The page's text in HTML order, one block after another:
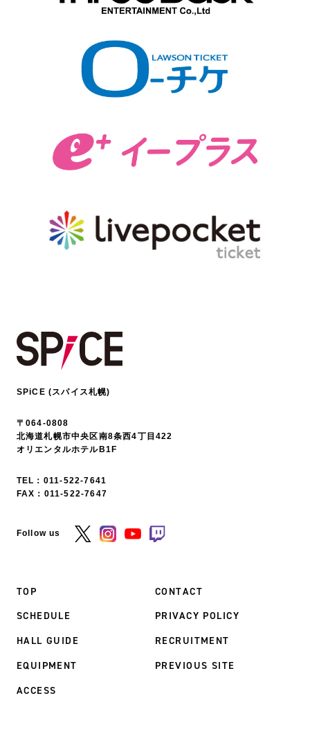
SPiCE (スパイス札幌)
〒064-0808
北海道札幌市中央区南8条西4丁目422
オリエンタルホテルB1F
TEL： 011-522-7641
FAX：011-522-7647
Follow us
TOP
SCHEDULE
HALL GUIDE
EQUIPMENT
ACCESS
CONTACT
PRIVACY POLICY
RECRUITMENT
PREVIOUS SITE